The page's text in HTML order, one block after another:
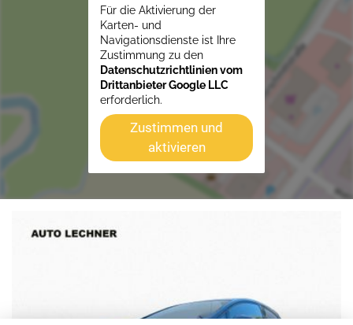
Für die Aktivierung der
Karten- und
Navigationsdienste ist Ihre
Zustimmung zu den
Datenschutzrichtlinien vom
Drittanbieter Google LLC
erforderlich.
Zustimmen und
aktivieren